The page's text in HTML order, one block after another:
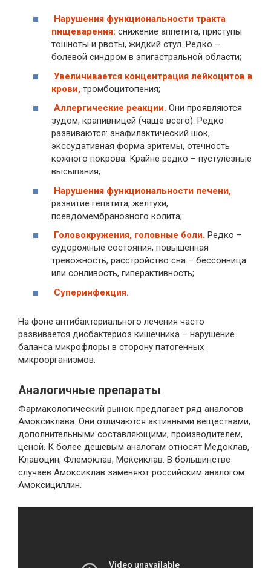
Нарушения функциональности тракта
пищеварения: снижение аппетита, приступы
тошноты и рвоты, жидкий стул. Редко –
болевой синдром в эпигастральной области;
Увеличивается концентрация лейкоцитов в
крови, тромбоцитопения;
Аллергические реакции. Они проявляются
зудом, крапивницей (чаще всего). Редко
развиваются: анафилактический шок,
экссудативная форма эритемы, отечность
кожного покрова. Крайне редко – пустулезные
высыпания;
Нарушения функциональности печени,
развитие гепатита, желтухи,
псевдомембранозного колита;
Головокружения, головные боли. Редко –
судорожные состояния, повышенная
тревожность, расстройство сна – бессонница
или сонливость, гиперактивность;
Суперинфекция.
На фоне антибактериального лечения часто
развивается дисбактериоз кишечника – нарушение
баланса микрофлоры в сторону патогенных
микроорганизмов.
Аналогичные препараты
Фармакологический рынок предлагает ряд аналогов
Амоксиклава. Они отличаются активными веществами,
дополнительными составляющими, производителем,
ценой. К более дешевым аналогам относят Медоклав,
Клавоцин, Флемоклав, Моксиклав. В большинстве
случаев Амоксиклав заменяют российским аналогом
Амоксициллин.